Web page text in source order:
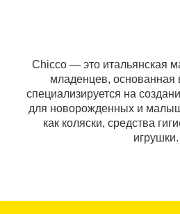
Chicco — это итальянская
младенцев, основанная
специализируется на
для новорожденных и
как коляски, средства
игрушки.